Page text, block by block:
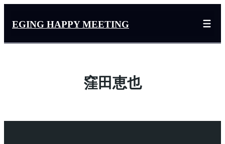
ス
EGING HAPPY MEETING
窪田恵也